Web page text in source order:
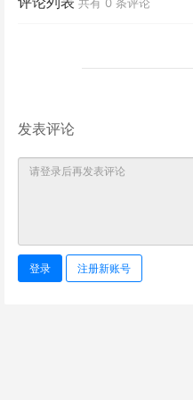
发表评论
登录 注册新账号